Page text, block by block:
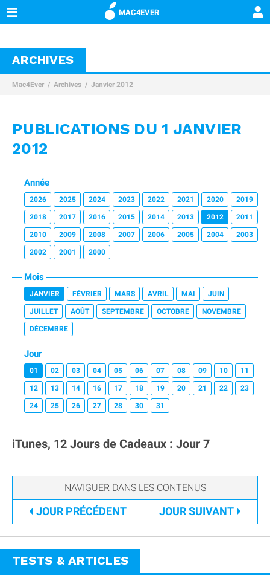
MAC4EVER
ARCHIVES
Mac4Ever Archives Janvier 2012
PUBLICATIONS DU 1 JANVIER
2012
Année
2026 2025 2024 2023 2022 2021 2020 2019
2018 2017 2016 2015 2014 2013 2012 2011
2010 2009 2008 2007 2006 2005 2004 2003
2002 2001 2000
Mois
JANVIER FÉVRIER MARS AVRIL MAI JUIN
JUILLET AOÛT SEPTEMBRE OCTOBRE NOVEMBRE
DÉCEMBRE
Jour
01 02 03 04 05 06 07 08 09 10 11
12 13 14 16 17 18 19 20 21 22 23
24 25 26 27 28 30 31
iTunes, 12 Jours de Cadeaux : Jour 7
JOUR PRÉCÉDENT JOURSUIVANT
TESTS & ARTICLES